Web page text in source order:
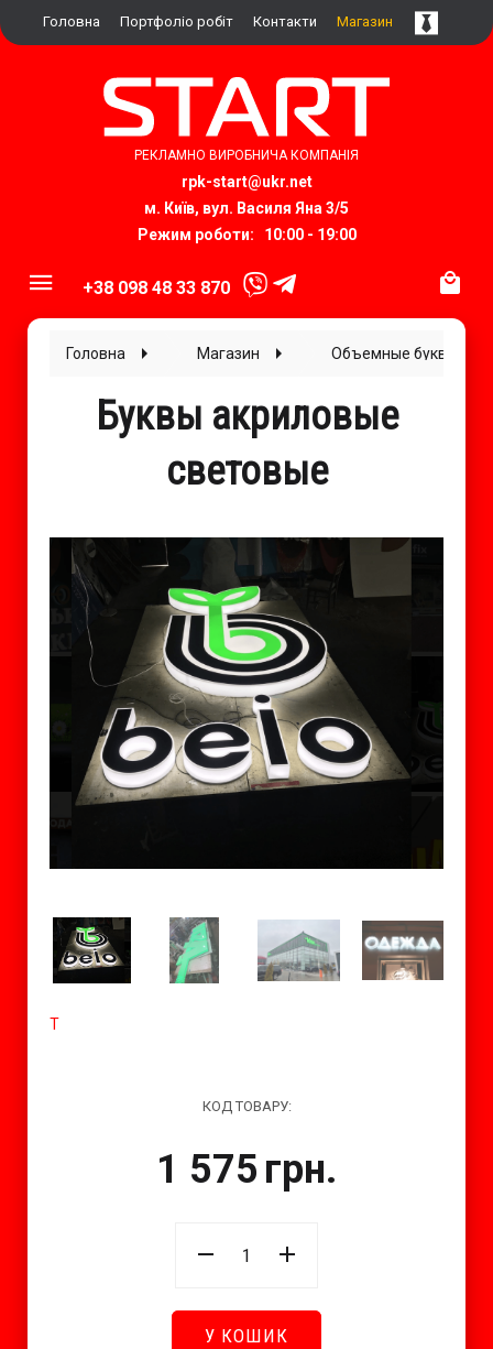
Головна Портфоліо робіт Контакти Магазин
РЕКЛАМНО ВИРОБНИЧА КОМПАНІЯ
rpk-start@ukr.net​
м. Київ, вул. Василя Яна 3/5
Режим роботи: 10:00 - 19:00
+38 098 48 33 870
Головна Магазин Объемные буквы
Буквы акриловые
световые
Т
КОД ТОВАРУ:
грн.
1 575
У КОШИК